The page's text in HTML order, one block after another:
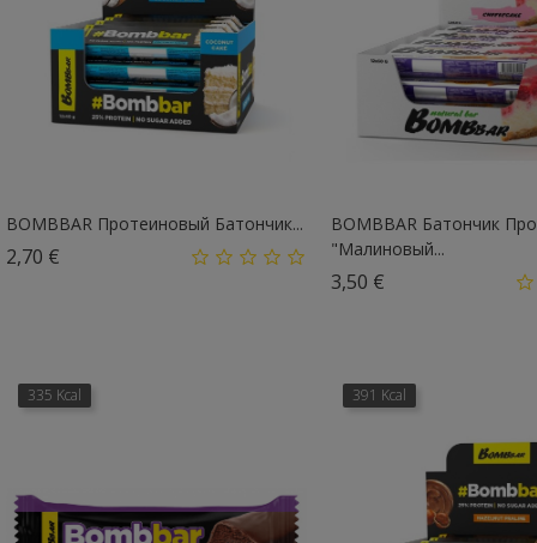
BOMBBAR Протеиновый Батончик...
2,70 €
BOMBBAR Батончик
"Малиновый...
3,50 €Цена
335 Kcal 391 Kcal